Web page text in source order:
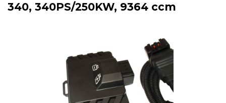
340, 340PS/250KW, 9364 ccm